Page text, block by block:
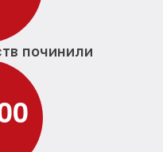
починили
0